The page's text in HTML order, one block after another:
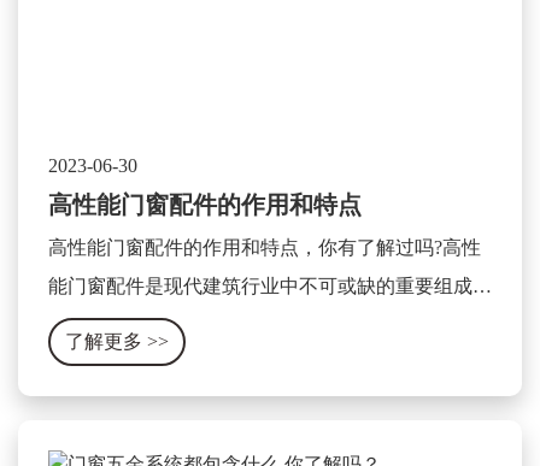
2023-06-30
高性能门窗配件的作用和特点
高性能门窗配件的作用和特点，你有了解过吗?高性
能门窗配件是现代建筑行业中不可或缺的重要组成部
分，它可以显著提升门窗的使用性能和安全性。其作
用和特点可以被总结为以下几个方面。
了解更多 >>